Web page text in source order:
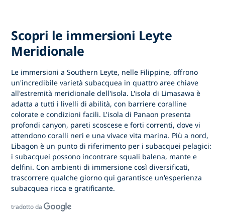
Scopri le immersioni Leyte
Meridionale
Le immersioni a Southern Leyte, nelle Filippine, offrono
un'incredibile varietà subacquea in quattro aree chiave
all'estremità meridionale dell'isola. L'isola di Limasawa è
adatta a tutti i livelli di abilità, con barriere coralline
colorate e condizioni facili. L'isola di Panaon presenta
profondi canyon, pareti scoscese e forti correnti, dove vi
attendono coralli neri e una vivace vita marina. Più a nord,
Libagon è un punto di riferimento per i subacquei pelagici:
i subacquei possono incontrare squali balena, mante e
delfini. Con ambienti di immersione così diversificati,
trascorrere qualche giorno qui garantisce un'esperienza
subacquea ricca e gratificante.
tradotto da